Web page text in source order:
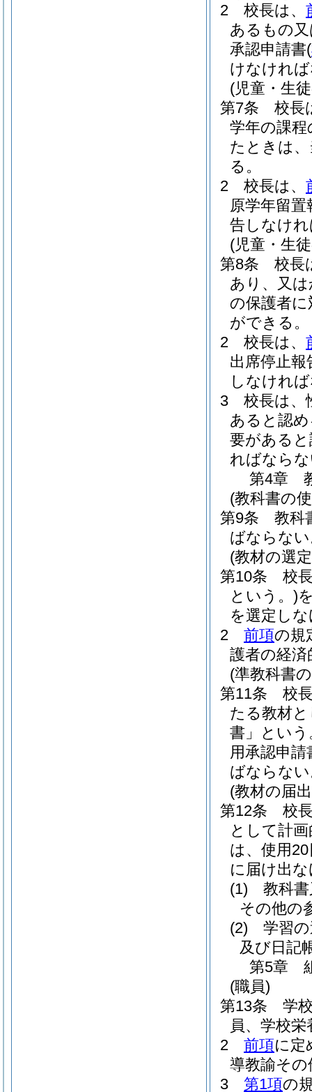
2
校長は、
あるもの
承認申請書(
けなけれ
(児童・生
第7条
校長
学年の課
たときは
る。
2
校長は、
原学年留置
告しなけ
(児童・生
第8条
校長
あり、又
の保護者
ができる。
2
校長は、
出席停止報
しなけれ
3
校長は、
あると認
要がある
ればなら
第4章
(教科書の
第9条
教科
ばならな
(教材の選
第10条
校
という。)
を選定し
2
前項の規
護者の経
(準教科書
第11条
校
たる教材
書」という
用承認申請
ばならな
(教材の届
第12条
校
として計
は、使用
に届け出
(1)
教科
その他の
(2)
学習
及び日記
第5章
(職員)
第13条
学
員、学校
2
前項に定
導教諭そ
3
第1項の